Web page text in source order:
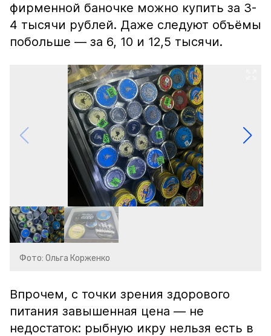
фирменной баночке можно купить за 3-
4 тысячи рублей. Даже следуют объёмы
побольше — за 6, 10 и 12,5 тысячи.
Фото: Ольга Корженко
Впрочем, с точки зрения здорового
питания завышенная цена — не
недостаток: рыбную икру нельзя есть в